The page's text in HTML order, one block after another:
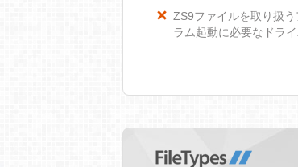
ZS9ファイルを取り扱
ラム起動に必要なドラ